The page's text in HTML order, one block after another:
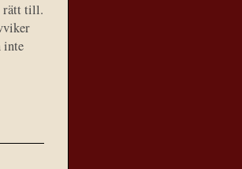
rätt till.
inte